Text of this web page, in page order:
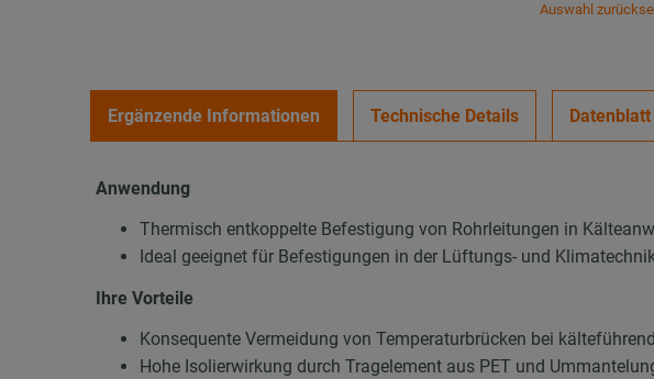
Auswahl
Ergänzende Informationen Technische Details Datenblatt
Anwendung
Thermisch entkoppelte Befestigung von Rohrleitungen in
Ideal geeignet für Befestigungen in der Lüftungs- und
Ihre Vorteile
Konsequente Vermeidung von Temperaturbrücken bei
Hohe Isolierwirkung durch Tragelement aus PET und